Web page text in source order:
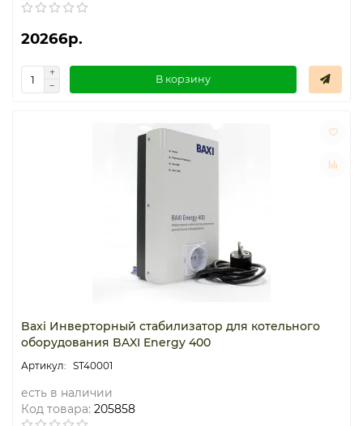
20266р.
В корзину
Baxi Инверторный стабилизатор для котельного
оборудования BAXI Energy 400
ST40001
есть в наличии
Код товара: 205858